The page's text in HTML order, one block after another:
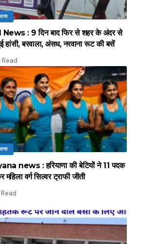
: 9 दिन बाद फिर से शहर के अंदर से
हांसी, बरवाला, अंसध, नरवाना रूट की बसें
Read
news : हरियाणा की बेटियों ने 11 पदक
महिला वर्ग सिल्वर ट्राफी जीती